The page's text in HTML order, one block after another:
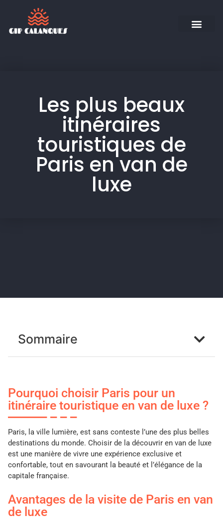
Les plus beaux
itinéraires
touristiques de
Paris en van de
luxe
Sommaire
Pourquoi choisir Paris pour un
itinéraire touristique en van de luxe ?
Paris, la ville lumière, est sans conteste l’une des plus belles
destinations du monde. Choisir de la découvrir en van de luxe
est une manière de vivre une expérience exclusive et
confortable, tout en savourant la beauté et l’élégance de la
capitale française.
Avantages de la visite de Paris en van
de luxe